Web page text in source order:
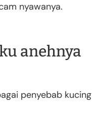
nyawanya.
anehnya
penyebab kucing